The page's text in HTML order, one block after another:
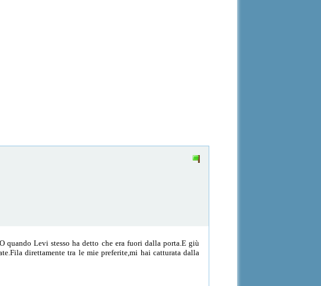
quando Levi stesso ha detto che era fuori dalla porta.E giù
direttamente tra le mie preferite,mi hai catturata dalla